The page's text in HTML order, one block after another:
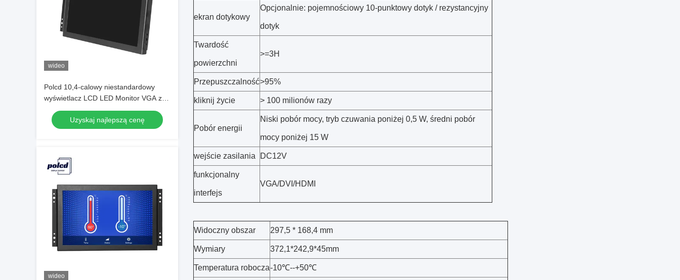
wideo
Polcd 10,4-calowy niestandardowy
wyświetlacz LCD LED Monitor VGA z
otwartą ramą do zastosowań
przemysłowychUzyskaj najlepszą cenę
wideo
ekran dotykowy
Opcjonalnie: pojemnościowy 10-punktowy dotyk / rezystancyjny
dotyk
Twardość
powierzchni
>=3H
Przepuszczalność>95%
kliknij życie > 100 milionów razy
Pobór energii
Niski pobór mocy, tryb czuwania poniżej 0,5 W, średni pobór
mocy poniżej 15 W
wejście zasilania DC12V
funkcjonalny
interfejs
VGA/DVI/HDMI
Widoczny obszar 297,5 * 168,4 mm
Wymiary 372,1*242,9*45mm
Temperatura robocza-10℃--+50℃